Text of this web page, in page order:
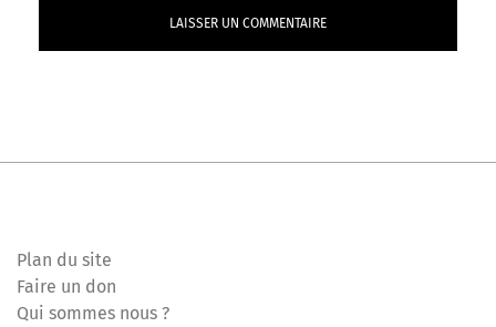
Plan du site
Faire un don
Qui sommes nous ?